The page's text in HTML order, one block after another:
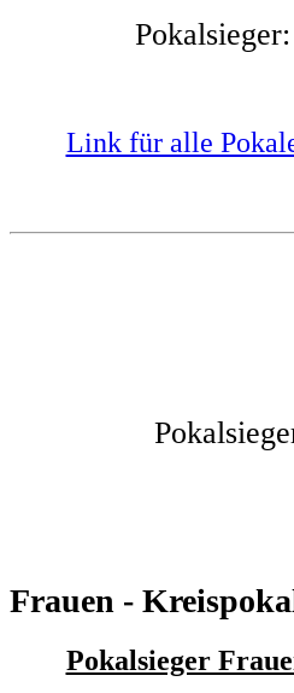
Link für alle
Frauen -
Pokalsieger